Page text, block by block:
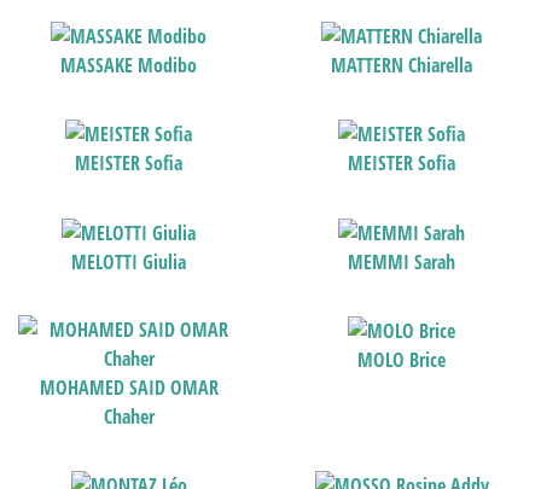
MASSAKE Modibo MATTERN Chiarella
MEISTER Sofia MEISTER Sofia
MELOTTI Giulia MEMMI Sarah
MOHAMED SAID OMAR
Chaher
MOLO Brice